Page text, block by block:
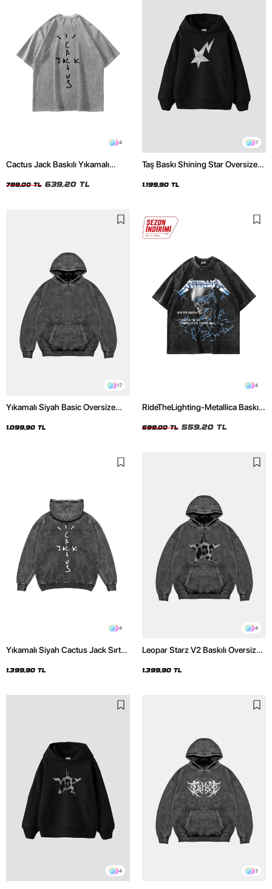
4
Cactus Jack Baskılı Yıkamalı
799,00 TL 639,20 TL
7
Taş Baskı Shining Star Oversize
1.199,90 TL
17
Yıkamalı Siyah Basic Oversize
1.099,90 TL
4
RideTheLighting-Metallica Baskılı
Tshirt
699,00 TL 559,20 TL
4
Yıkamalı Siyah Cactus Jack Sırt
1.399,90 TL
4
Leopar Starz V2 Baskılı Oversize
Hoodie
1.399,90 TL
4 3